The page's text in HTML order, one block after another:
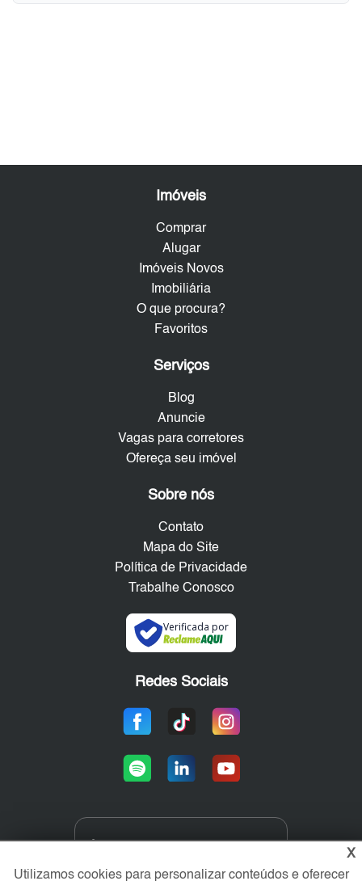
Imóveis
Comprar
Alugar
Imóveis Novos
Imobiliária
O que procura?
Favoritos
Serviços
Blog
Anuncie
Vagas para corretores
Ofereça seu imóvel
Sobre nós
Contato
Mapa do Site
Política de Privacidade
Trabalhe Conosco
Verificada por
Redes Sociais
X
Utilizamos cookies para personalizar conteúdos e oferecer